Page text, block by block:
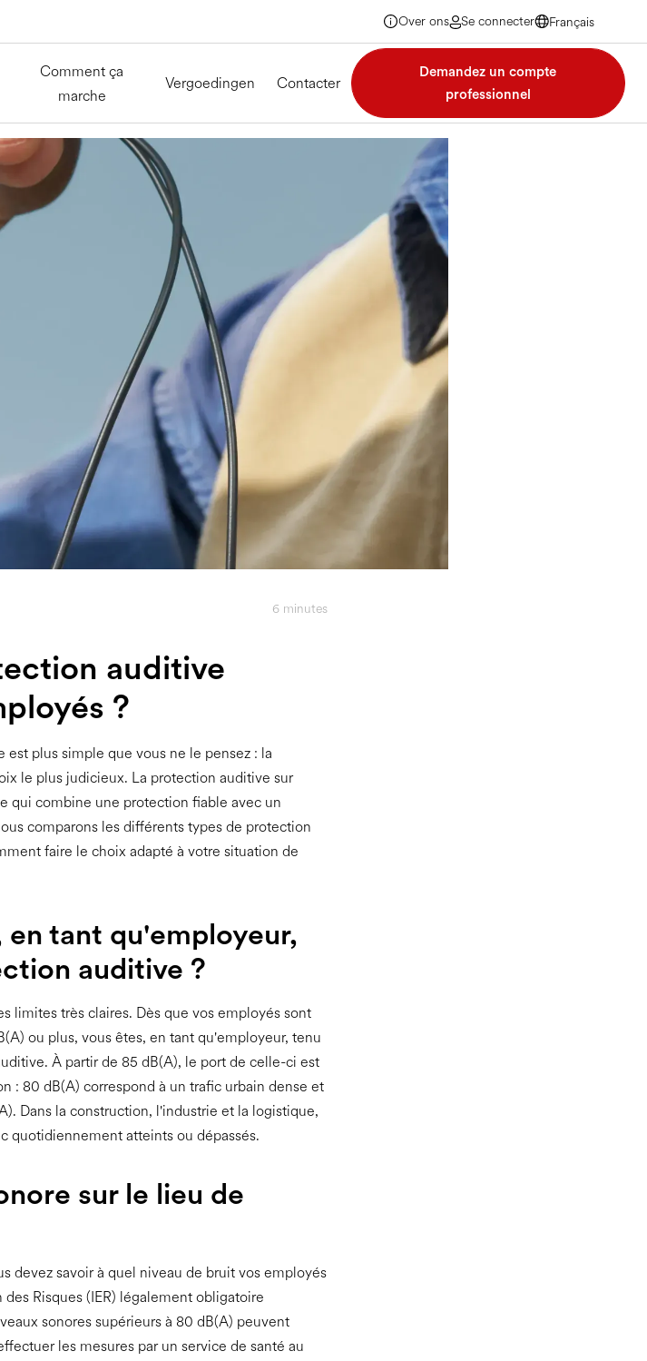
Over ons Se connecter
Français
Français
Français
Comment ça
marche
Vergoedingen Contacter
Demandez un compte
professionnel
6 minutes
auditive
?
est plus simple que vous ne le pensez : la
le plus judicieux. La protection auditive sur
qui combine une protection fiable avec un
comparons les différents types de protection
faire le choix adapté à votre situation de
en tant qu'employeur,
auditive ?
limites très claires. Dès que vos employés sont
ou plus, vous êtes, en tant qu'employeur, tenu
À partir de 85 dB(A), le port de celle-ci est
: 80 dB(A) correspond à un trafic urbain dense et
Dans la construction, l'industrie et la logistique,
quotidiennement atteints ou dépassés.
sur le lieu de
devez savoir à quel niveau de bruit vos employés
Risques (IER) légalement obligatoire
sonores supérieurs à 80 dB(A) peuvent
les mesures par un service de santé au